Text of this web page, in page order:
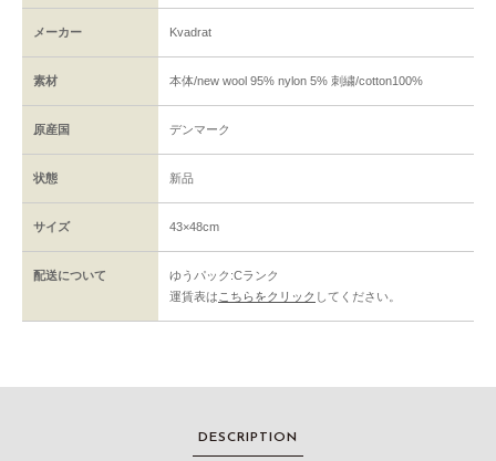
メーカー Kvadrat
素材 本体/new wool 95% nylon 5% 刺繍/cotton100%
原産国 デンマーク
状態 新品
サイズ 43×48cm
配送について
ゆうパック:Cランク
運賃表は こちらをクリック してください。
DESCRIPTION